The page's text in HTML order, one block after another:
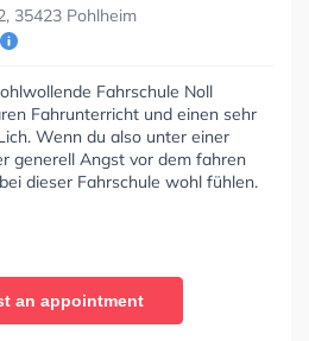
35423 Pohlheim
Fahrschule Noll
Fahrunterricht und einen sehr
Wenn du also unter einer
generell Angst vor dem fahren
dieser Fahrschule wohl fühlen.
an appointment